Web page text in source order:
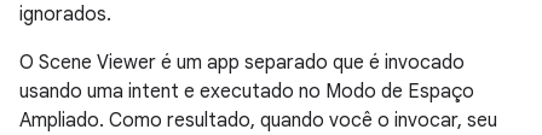
ignorados.
O Scene Viewer é um app separado que é invocado
usando uma intent e executado no Modo de Espaço
Ampliado. Como resultado, quando você o invocar, seu